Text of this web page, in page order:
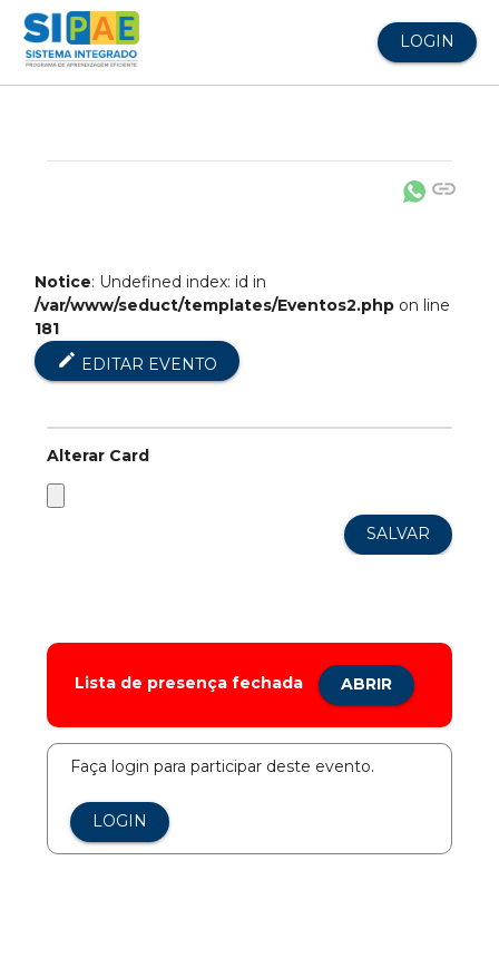
LOGIN
link
Notice: Undefined index: id in
/var/www/seduct/templates/Eventos2.php on line
181
edit EDITAR EVENTO
Alterar Card
Lista de presença fechada ABRIR
Faça login para participar deste evento.
LOGIN